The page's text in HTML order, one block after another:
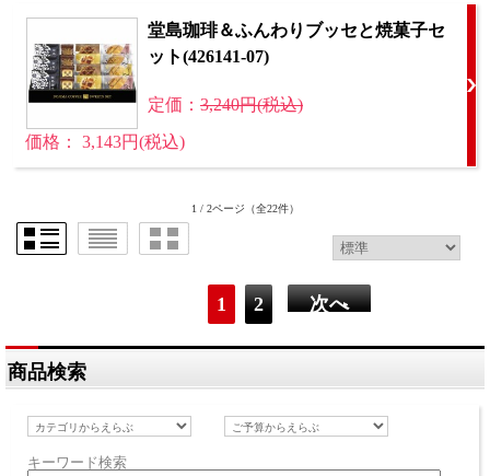
堂島珈琲＆ふんわりブッセと焼菓子セ
ット(426141-07)
定価： 3,240円(税込)
価格： 3,143円(税込)
1 / 2ページ （全22件）
1 2 次へ
商品検索
キーワード検索